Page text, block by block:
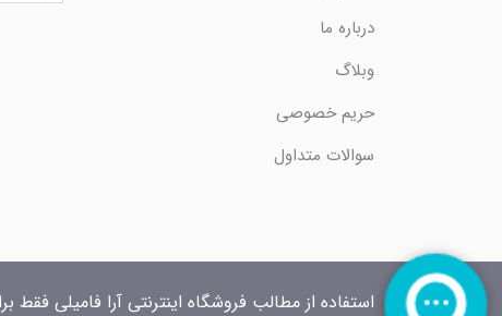
درباره ما
وبلاگ
حریم خصوصی
سوالات متداول
استفاده از مطالب فروشگاه اینترنتی آرا فامیلی